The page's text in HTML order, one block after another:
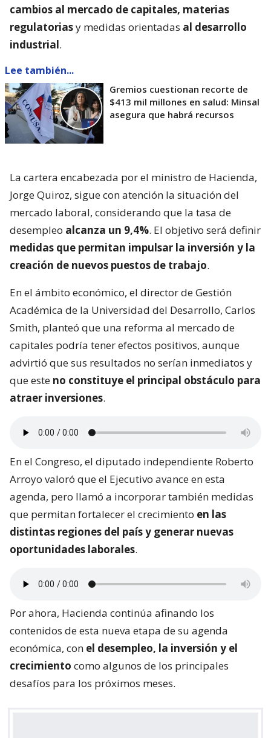
cambios al mercado de capitales, materias
regulatoriasy medidas orientadas al desarrollo
industrial.
Lee también...
Gremios cuestionan recorte de
$413 mil millones en salud: Minsal
asegura que habrá recursos
La cartera encabezada por el ministro de Hacienda,
Jorge Quiroz, sigue con atención la situación del
mercado laboral, considerando que la tasa de
desempleo alcanza un 9,4%. El objetivo será definir
medidas que permitan impulsar la inversión y la
creación de nuevos puestos de trabajo.
En el ámbito económico, el director de Gestión
Académica de la Universidad del Desarrollo, Carlos
Smith, planteó que una reforma al mercado de
capitales podría tener efectos positivos, aunque
advirtió que sus resultados no serían inmediatos y
que este no constituye el principal obstáculo para
atraer inversiones.
En el Congreso, el diputado independiente Roberto
Arroyo valoró que el Ejecutivo avance en esta
agenda, pero llamó a incorporar también medidas
que permitan fortalecer el crecimiento en las
distintas regiones del país y generar nuevas
oportunidades laborales.
Por ahora, Hacienda continúa afinando los
contenidos de esta nueva etapa de su agenda
económica, con el desempleo, la inversión y el
crecimiento como algunos de los principales
desafíos para los próximos meses.